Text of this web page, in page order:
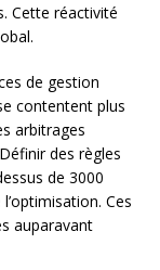
Cette réactivité
de gestion
contentent plus
arbitrages
des règles
de 3000
Ces
auparavant